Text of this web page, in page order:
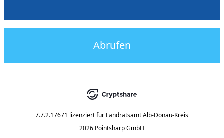
Abrufen
7.7.2.17671 lizenziert für Landratsamt Alb-Donau-Kreis
2026 Pointsharp GmbH